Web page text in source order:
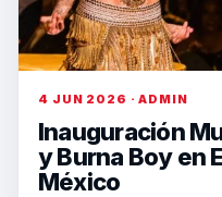
4 JUN 2026 · ADMIN
Inauguración
y Burna Boy en
México